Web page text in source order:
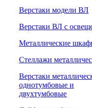
Верстаки модели ВЛ
Верстаки ВЛ с
Металлические
Стеллажи
Верстаки
однотумбовые и
двухтумбовые